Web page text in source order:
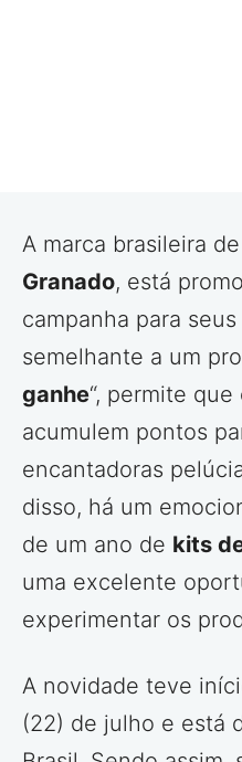
A marca brasileira
Granado, está
campanha para
semelhante a um
ganhe“, permite
acumulem pontos
encantadoras
disso, há um
de um ano de kits
uma excelente
experimentar os
A novidade teve
(22) de julho e está